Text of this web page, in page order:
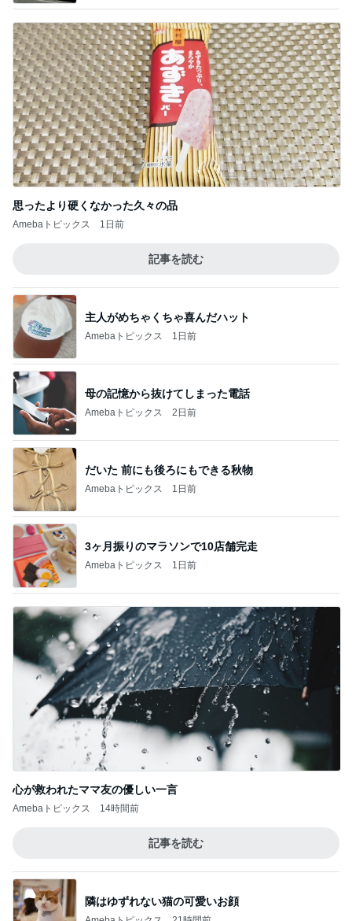
思ったより硬くなかった久々の品
Amebaトピックス 1日前
記事を読む
主人がめちゃくちゃ喜んだハット
Amebaトピックス 1日前
母の記憶から抜けてしまった電話
Amebaトピックス 2日前
だいた 前にも後ろにもできる秋物
Amebaトピックス 1日前
3ヶ月振りのマラソンで10店舗完走
Amebaトピックス 1日前
心が救われたママ友の優しい一言
Amebaトピックス 14時間前
記事を読む
隣はゆずれない猫の可愛いお顔